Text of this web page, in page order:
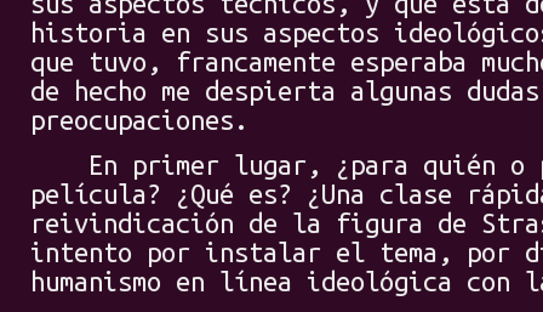
historia en sus aspectos
que tuvo, francamente esperaba
de hecho me despierta algunas
preocupaciones.
En primer lugar, ¿para quién o
película? ¿Qué es? ¿Una clase
reivindicación de la figura de
intento por instalar el tema, por
humanismo en línea ideológica con la